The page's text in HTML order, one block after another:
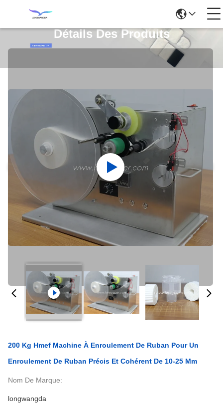
Détails Des Produits
200 Kg Hmef Machine À Enroulement De Ruban Pour Un
Enroulement De Ruban Précis Et Cohérent De 10-25 Mm
Nom De Marque:
longwangda